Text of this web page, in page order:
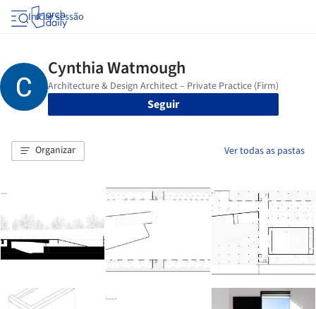
Iniciar sessão
Seguir
Organizar Ver todas as pastas